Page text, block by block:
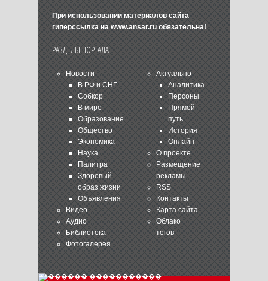
При использовании материалов сайта
гиперссылка на www.ansar.ruобязательна!
РАЗДЕЛЫ ПОРТАЛА
Новости
В РФ и СНГ
Собкор
В мире
Образование
Общество
Экономика
Наука
Палитра
Здоровый
образ жизни
Объявления
Видео
Аудио
Библиотека
Фотогалерея
Актуально
Аналитика
Персоны
Прямой
путь
История
Онлайн
О проекте
Размещение
рекламы
RSS
Контакты
Карта сайта
Облако
тегов